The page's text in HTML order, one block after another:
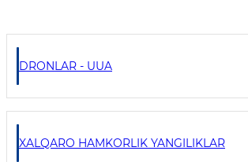
DRONLAR - UUA
XALQARO HAMKORLIK YANGILIKLAR